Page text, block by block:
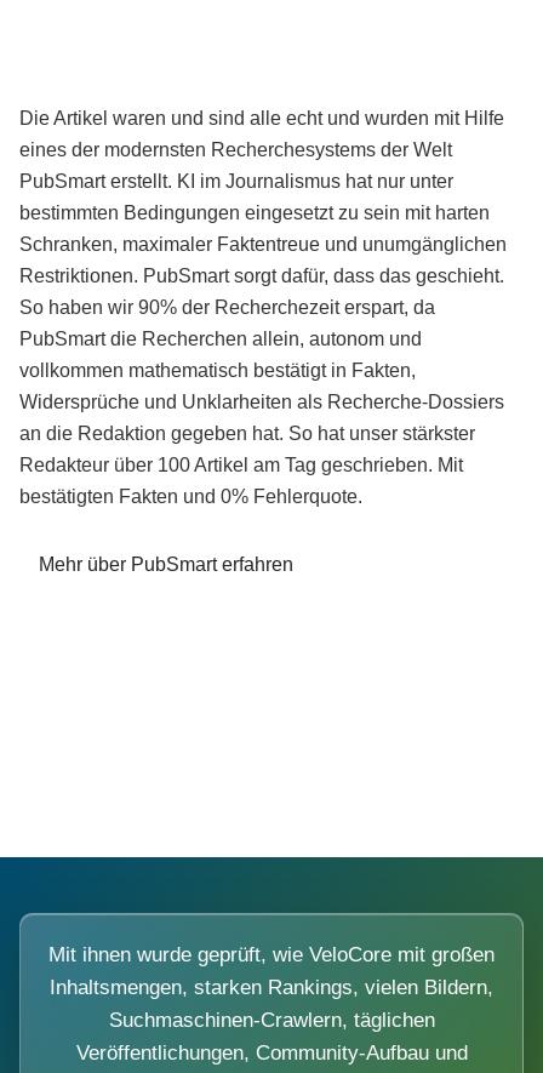
Die Artikel waren und sind alle echt und wurden mit Hilfe
eines der modernsten Recherchesystems der Welt
PubSmart erstellt. KI im Journalismus hat nur unter
bestimmten Bedingungen eingesetzt zu sein mit harten
Schranken, maximaler Faktentreue und unumgänglichen
Restriktionen. PubSmart sorgt dafür, dass das geschieht.
So haben wir 90% der Recherchezeit erspart, da
PubSmart die Recherchen allein, autonom und
vollkommen mathematisch bestätigt in Fakten,
Widersprüche und Unklarheiten als Recherche-Dossiers
an die Redaktion gegeben hat. So hat unser stärkster
Redakteur über 100 Artikel am Tag geschrieben. Mit
bestätigten Fakten und 0% Fehlerquote.
Mehr über PubSmart erfahren
Mit ihnen wurde geprüft, wie VeloCore mit großen
Inhaltsmengen, starken Rankings, vielen Bildern,
Suchmaschinen-Crawlern, täglichen
Veröffentlichungen, Community-Aufbau und